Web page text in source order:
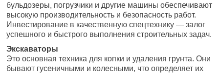
бульдозеры, погрузчики и другие машины обеспечивают
высокую производительность и безопасность работ.
Инвестирование в качественную спецтехнику — залог
успешного и быстрого выполнения строительных задач.
Экскаваторы
Это основная техника для копки и удаления грунта. Они
бывают гусеничными и колесными, что определяет их